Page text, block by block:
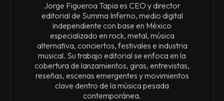
Jorge Figueroa Tapia es CEO y director
editorial de Summa Inferno, medio digital
independiente con base en México
especializado en rock, metal, música
alternativa, conciertos, festivales e industria
musical. Su trabajo editorial se enfoca en la
cobertura de lanzamientos, giras, entrevistas,
reseñas, escenas emergentes y movimientos
clave dentro de la música pesada
contemporánea.